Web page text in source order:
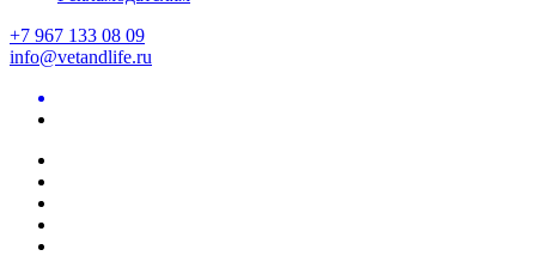
+7 967 133 08 09
info@vetandlife.ru